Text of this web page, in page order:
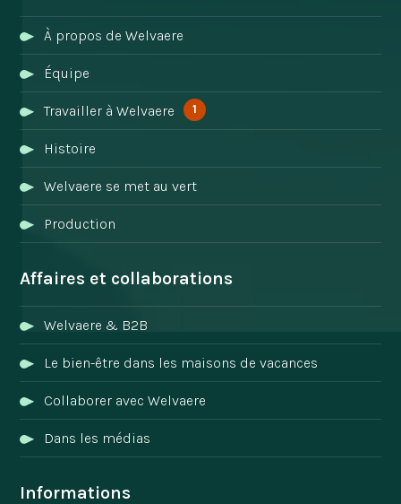
À propos de Welvaere
Équipe
Travailler à Welvaere 1
Histoire
Welvaere se met au vert
Production
Affaires et collaborations
Welvaere & B2B
Le bien-être dans les maisons de vacances
Collaborer avec Welvaere
Dans les médias
Informations